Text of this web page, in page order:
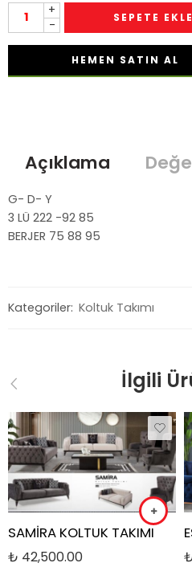
+
-
SEPETE EKLE
HEMEN SATIN AL
Açıklama
G- D- Y
3 LÜ 222 -92 85
BERJER 75 88 95
Kategoriler: Koltuk Takımı
İlgili
SAMİRA KOLTUK TAKIMI
₺ 42,500.00